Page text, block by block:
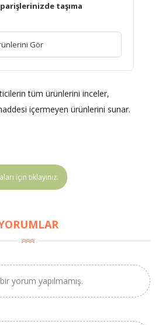
taşıma
Gör
tüm ürünlerini inceler,
içermeyen ürünlerini sunar.
için tıklayınız.
yorum yapılmamış.